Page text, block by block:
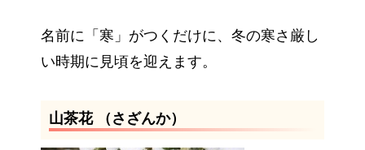
名前に「寒」がつくだけに、冬の寒さ厳し
い時期に見頃を迎えます。
山茶花 （さざんか）